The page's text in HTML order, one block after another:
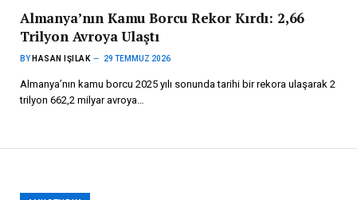
Almanya’nın Kamu Borcu Rekor Kırdı: 2,66
Trilyon Avroya Ulaştı
BY HASAN IŞILAK 29 TEMMUZ 2026
Almanya’nın kamu borcu 2025 yılı sonunda tarihi bir rekora ulaşarak 2
trilyon 662,2 milyar avroya…